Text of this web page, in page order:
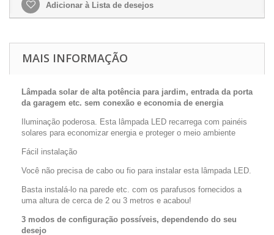
Adicionar à Lista de desejos
MAIS INFORMAÇÃO
Lâmpada solar de alta potência para jardim, entrada da porta
da garagem etc. sem conexão e economia de energia
Iluminação poderosa. Esta lâmpada LED recarrega com painéis
solares para economizar energia e proteger o meio ambiente
Fácil instalação
Você não precisa de cabo ou fio para instalar esta lâmpada LED.
Basta instalá-lo na parede etc. com os parafusos fornecidos a
uma altura de cerca de 2 ou 3 metros e acabou!
3 modos de configuração possíveis, dependendo do seu
desejo